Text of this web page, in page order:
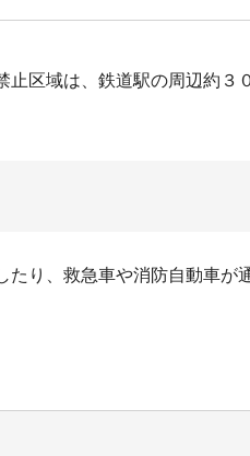
区域は、鉄道駅の周辺約３
り、救急車や消防自動車が